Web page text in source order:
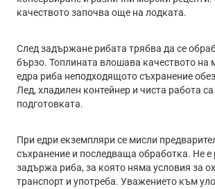
Reel
качеството започва още на лодката.
След задържане рибата трябва да се
бързо. Топлината влошава качеството на
едра риба неподходящото съхранение
Лед, хладилен контейнер и чиста работа са
подготовката.
При едри екземпляри се мисли
съхранение и последваща обработка. Не е
задържа риба, за която няма условия за
транспорт и употреба. Уважението към